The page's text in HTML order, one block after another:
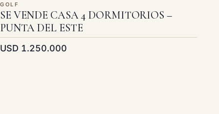
GOLF
SE VENDE CASA 4 DORMITORIOS –
PUNTA DEL ESTE
USD 1.250.000